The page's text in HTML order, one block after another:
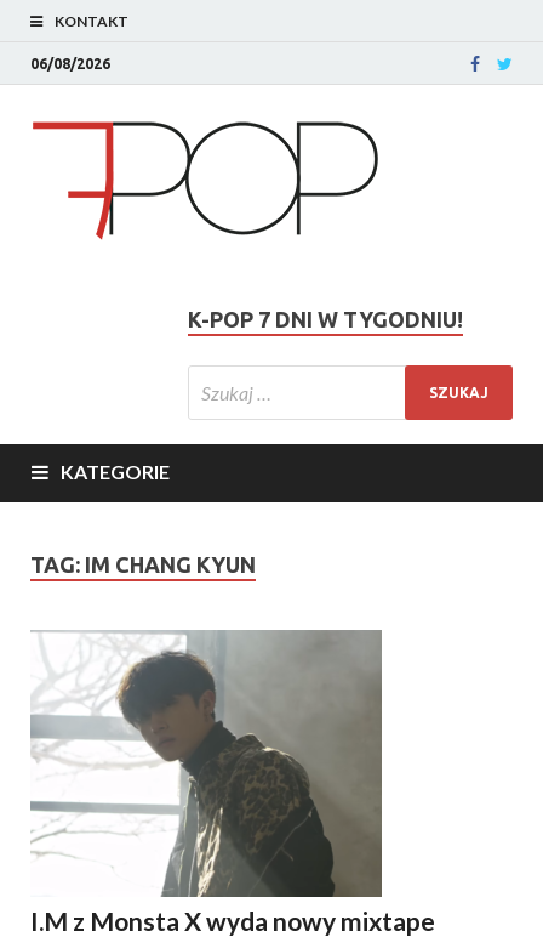
KONTAKT
06/08/2026
K-POP 7 DNI W TYGODNIU!
KATEGORIE
TAG: IM CHANG KYUN
I.M z Monsta X wyda nowy mixtape